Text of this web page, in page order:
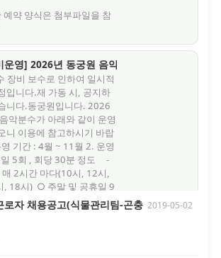
약 양식은 첨부파일을 참
영] 2026년 동궁원 음악분수 가동 관련
장비 보수로 인하여 일시적
입니다.재 가동 시, 공지하
니다.동궁원입니다. 2026
악분수가 아래와 같이 운영
니 이용에 참고하시기 바랍
기간 : 4월 ~ 11월 2. 운영
5회 , 회당 30분 정도 -
매 2시간 마다(10시, 12시,
, 18시) ○ 주말 및 공휴일 9
분 정도 - 운영회차 : 매 1
시 ~ 18시) ※ 운영 기간
될 수 있음 3. 음악분수 날
로자 채용공고(식물관리팀-곤충 2019-05-02